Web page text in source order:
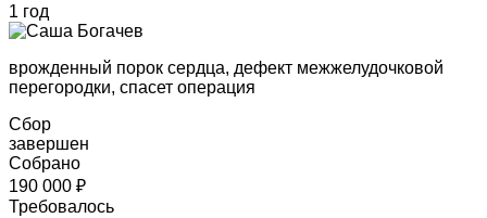
1 год
врожденный порок сердца, дефект межжелудочковой
перегородки, спасет операция
Сбор
завершен
Собрано
190 000 ₽
Требовалось